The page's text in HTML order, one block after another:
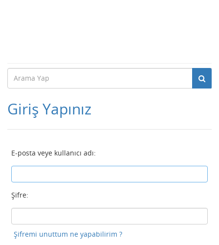
Giriş Yapınız
E-posta veye kullanıcı adı:
Şifre:
Şifremi unuttum ne yapabilirim ?